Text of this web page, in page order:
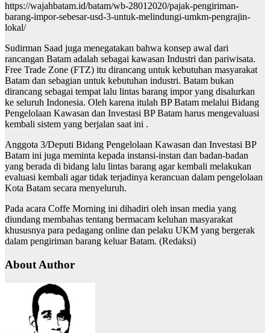
https://wajahbatam.id/batam/wb-28012020/pajak-pengiriman-
barang-impor-sebesar-usd-3-untuk-melindungi-umkm-pengrajin-
lokal/
Sudirman Saad juga menegatakan bahwa konsep awal dari
rancangan Batam adalah sebagai kawasan Industri dan pariwisata.
Free Trade Zone (FTZ) itu dirancang untuk kebutuhan masyarakat
Batam dan sebagian untuk kebutuhan industri. Batam bukan
dirancang sebagai tempat lalu lintas barang impor yang disalurkan
ke seluruh Indonesia. Oleh karena itulah BP Batam melalui Bidang
Pengelolaan Kawasan dan Investasi BP Batam harus mengevaluasi
kembali sistem yang berjalan saat ini .
Anggota 3/Deputi Bidang Pengelolaan Kawasan dan Investasi BP
Batam ini juga meminta kepada instansi-instan dan badan-badan
yang berada di bidang lalu lintas barang agar kembali melakukan
evaluasi kembali agar tidak terjadinya kerancuan dalam pengelolaan
Kota Batam secara menyeluruh.
Pada acara Coffe Morning ini dihadiri oleh insan media yang
diundang membahas tentang bermacam keluhan masyarakat
khususnya para pedagang online dan pelaku UKM yang bergerak
dalam pengiriman barang keluar Batam. (Redaksi)
About Author